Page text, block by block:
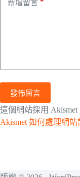
新增留言 *
發佈留言
這個網站採用
Akismet 如何處理網